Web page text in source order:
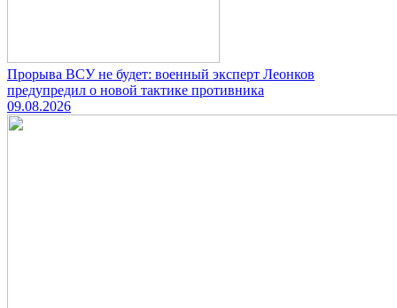
Прорыва ВСУ не будет: военный эксперт Леонков
предупредил о новой тактике противника
09.08.2026